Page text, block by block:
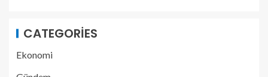
CATEGORIES
Ekonomi